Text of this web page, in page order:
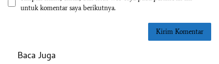
untuk komentar saya berikutnya.
Baca Juga